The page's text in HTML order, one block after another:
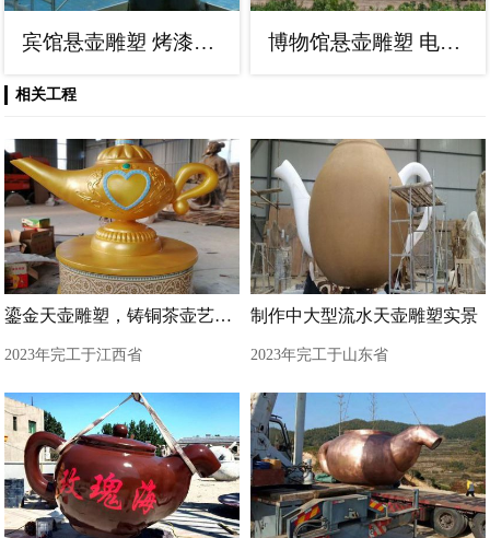
宾馆悬壶雕塑 烤漆大型摆件 欧式雕塑 博物馆悬壶雕塑 电镀现代小品 公园雕塑
相关工程
鎏金天壶雕塑，铸铜茶壶艺术形式
2023年完工于江西省
制作中大型流水天壶雕塑实景
2023年完工于山东省